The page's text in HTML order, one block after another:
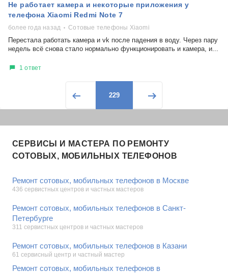
Не работает камера и некоторые приложения у
телефона Xiaomi Redmi Note 7
более года назад Сотовые телефоны Xiaomi
Перестала работать камера и vk после падения в воду. Через пару
недель всё снова стало нормально функционировать и камера, и...
1 ответ
229
СЕРВИСЫ И МАСТЕРА ПО РЕМОНТУ
СОТОВЫХ, МОБИЛЬНЫХ ТЕЛЕФОНОВ
Ремонт сотовых, мобильных телефонов в Москве
436 сервистных центров и частных мастеров
Ремонт сотовых, мобильных телефонов в Санкт-
Петербурге
311 сервистных центров и частных мастеров
Ремонт сотовых, мобильных телефонов в Казани
61 сервисный центр и частный мастер
Ремонт сотовых, мобильных телефонов в